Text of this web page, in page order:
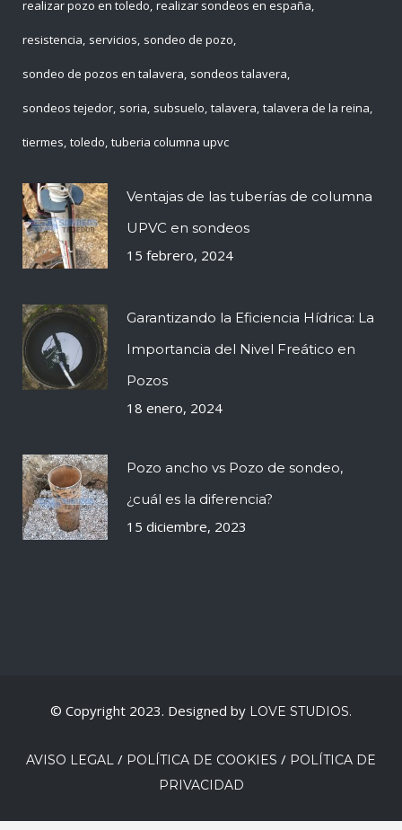
realizar pozo en toledo realizar sondeos en españa
resistencia servicios sondeo de pozo
sondeo de pozos en talavera sondeos talavera
sondeos tejedor soria subsuelo talavera talavera de la reina
tiermes toledo tuberia columna upvc
Ventajas de las tuberías de columna
UPVC en sondeos
15 febrero, 2024
Garantizando la Eficiencia Hídrica: La
Importancia del Nivel Freático en
Pozos
18 enero, 2024
Pozo ancho vs Pozo de sondeo,
¿cuál es la diferencia?
15 diciembre, 2023
© Copyright 2023. Designed by LOVE STUDIOS.
AVISO LEGAL / POLÍTICA DE COOKIES / POLÍTICA DE
PRIVACIDAD